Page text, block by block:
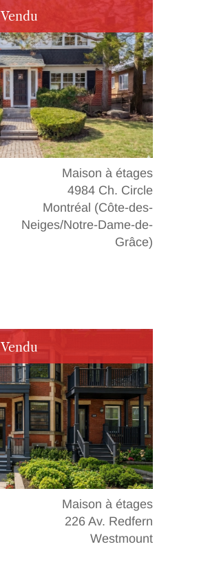
Maison à étages
4984 Ch. Circle
Montréal (Côte-des-
Neiges/Notre-Dame-de-
Grâce)
Vendu
Maison à étages
226 Av. Redfern
Westmount
Vendu